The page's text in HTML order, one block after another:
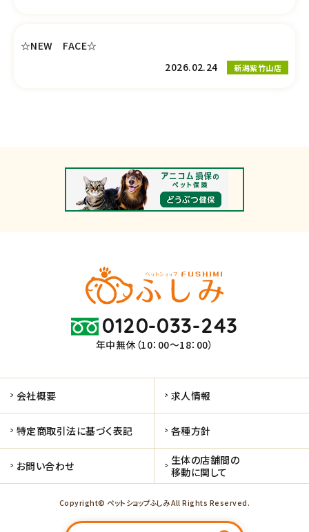
☆NEW FACE☆
2026.02.24
新潟紫竹山店
0120-033-243
年中無休（10：00～18：00）
会社概要 求人情報
特定商取引法に基づく表記 各種方針
お問い合わせ
生体の店舗間の
移動に関して
Copyright© ペットショップふしみ All Rights Reserved.